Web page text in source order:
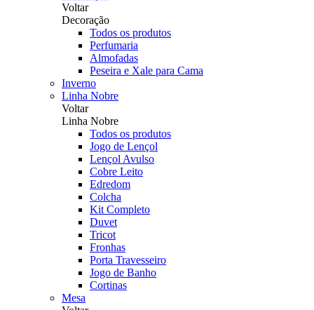
Voltar
Decoração
Todos os produtos
Perfumaria
Almofadas
Peseira e Xale para Cama
Inverno
Linha Nobre
Voltar
Linha Nobre
Todos os produtos
Jogo de Lençol
Lençol Avulso
Cobre Leito
Edredom
Colcha
Kit Completo
Duvet
Tricot
Fronhas
Porta Travesseiro
Jogo de Banho
Cortinas
Mesa